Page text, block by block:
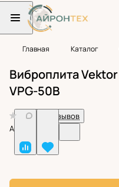
Главная Каталог
Виброплита Vektor
VPG-50В
Нет отзывов
Арт.